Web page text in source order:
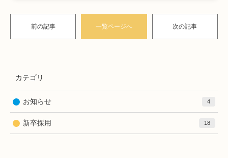
前の記事 一覧ページへ 次の記事
カテゴリ
お知らせ 4
新卒採用 18